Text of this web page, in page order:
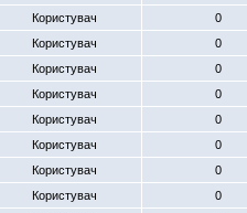
Користувач
0
Користувач
0
Користувач
0
Користувач
0
Користувач
0
Користувач
0
Користувач
0
Користувач
0